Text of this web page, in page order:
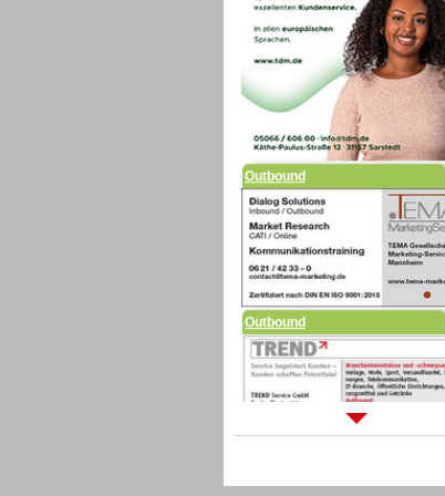
Outbound
Sprachdialogsysteme u. Ki/